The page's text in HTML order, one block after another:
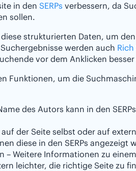
in den SERPs verbessern, da
sollen.
strukturierten Daten, um
werden auch
vor dem Anklicken
Funktionen, um die
des Autors kann in den
auf der Seite selbst oder auf
diese in den SERPs angezeigt
– Weitere Informationen zu
leichter, die richtige Seite zu